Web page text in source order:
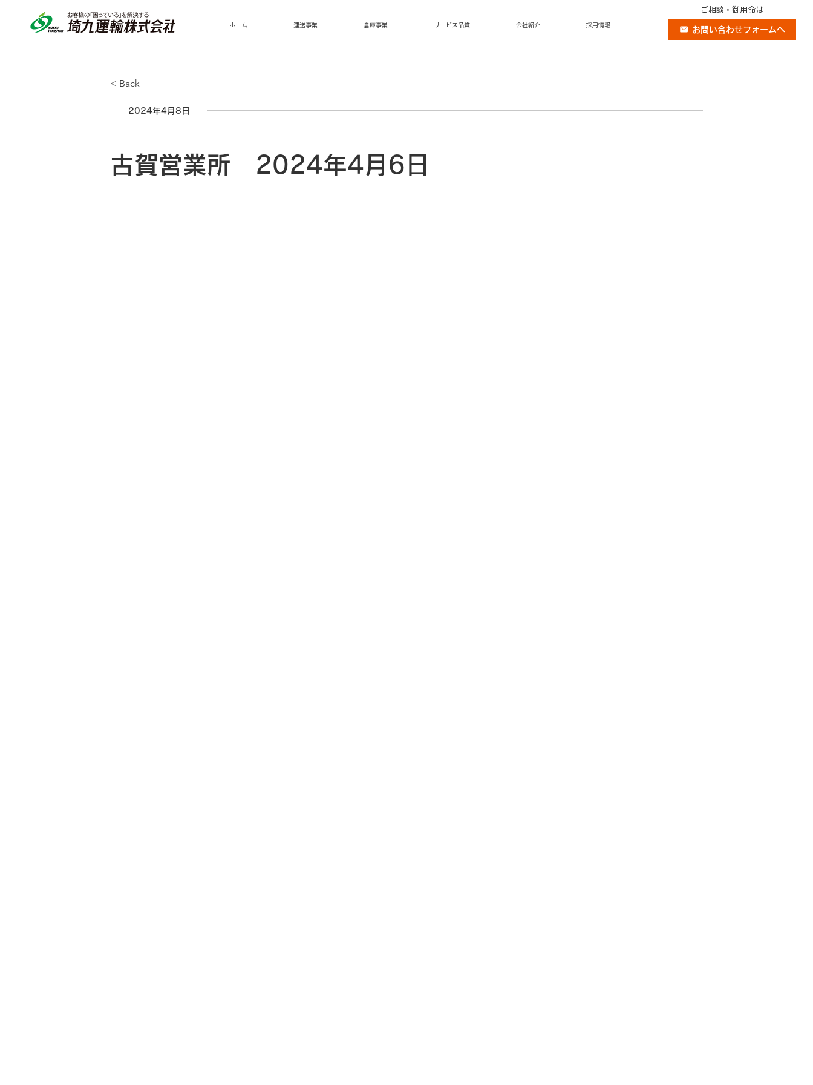
ホーム 運送事業 倉庫事業 サービス品質 会社紹介 採用情報
ご相談・御用命は
お問い合わせフォームへ
< Back
2024年4月8日
古賀営業所 2024年4月6日